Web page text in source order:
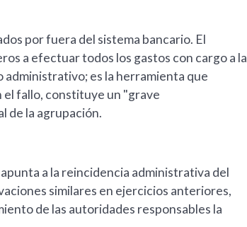
por fuera del sistema bancario. El
a efectuar todos los gastos con cargo a la
administrativo; es la herramienta que
el fallo, constituye un "grave
de la agrupación.
a la reincidencia administrativa del
similares en ejercicios anteriores,
de las autoridades responsables la